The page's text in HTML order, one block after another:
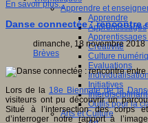
Apprendre et
Apprendre
Apprentissages
Créativité
Culture
Evaluations
Initiatives
Outils pour la
Arts et Culture
En savoir plus...
Danse connectée : rencontre
dimanche, 18 novembre 2018
Brèves
Lors de la 18e Biennale de la
visiteurs ont pu découvrir un
Situé à l’intersection des corps
d’interroger notre rapport à